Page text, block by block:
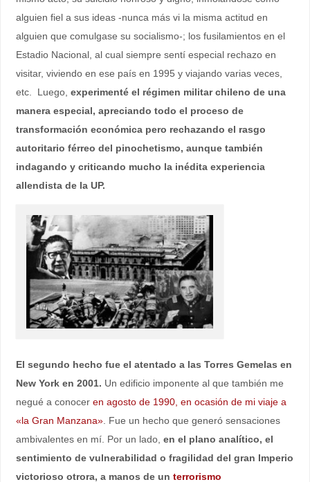
alguien fiel a sus ideas -nunca más vi la misma actitud en
alguien que comulgase su socialismo-; los fusilamientos en el
Estadio Nacional, al cual siempre sentí especial rechazo en
visitar, viviendo en ese país en 1995 y viajando varias veces,
etc. Luego, experimenté el régimen militar chileno de una
manera especial, apreciando todo el proceso de
transformación económica pero rechazando el rasgo
autoritario férreo del pinochetismo, aunque también
indagando y criticando mucho la inédita experiencia
allendista de la UP.
El segundo hecho fue el atentado a las Torres Gemelas en
New York en 2001. Un edificio imponente al que también me
negué a conocer en agosto de 1990, en ocasión de mi viaje a
«la Gran Manzana». Fue un hecho que generó sensaciones
ambivalentes en mí. Por un lado, en el plano analítico, el
sentimiento de vulnerabilidad o fragilidad del gran Imperio
victorioso otrora, a manos de un terrorismo